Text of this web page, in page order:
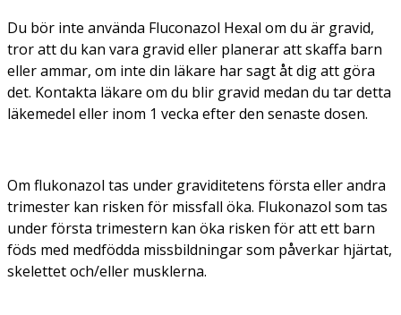
Du bör inte använda Fluconazol Hexal om du är gravid,
tror att du kan vara gravid eller planerar att skaffa barn
eller ammar, om inte din läkare har sagt åt dig att göra
det. Kontakta läkare om du blir gravid medan du tar detta
läkemedel eller inom 1 vecka efter den senaste dosen.
Om flukonazol tas under graviditetens första eller andra
trimester kan risken för missfall öka. Flukonazol som tas
under första trimestern kan öka risken för att ett barn
föds med medfödda missbildningar som påverkar hjärtat,
skelettet och/eller musklerna.